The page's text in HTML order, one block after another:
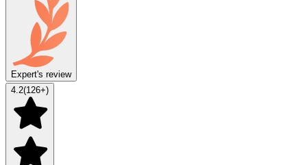
Expert's review
4.2(126+)